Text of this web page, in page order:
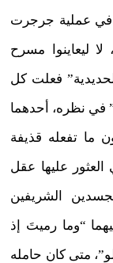
في عملية جرجرت
لا ليعاينوا مسرح
فعلت كل
نظره، أحدهما
ما تفعله قذيفة
عليها عقل
الشريفين
“وما رميتَ إذ
متى كان حامله